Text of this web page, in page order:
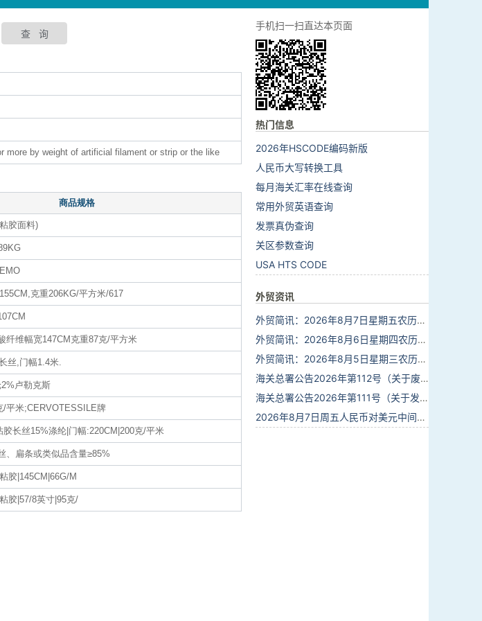
by weight of artificial filament or strip or the like
商品规格
胶面料)
克重206KG/平方米/617
纤维幅宽147CM克重87克/平方米
丝,门幅1.4米.
卢勒克斯
/平米;CERVOTESSILE牌
胶长丝15%涤纶|门幅:220CM|200克/平米
、扁条或类似品含量≥85%
胶|145CM|66G/M
胶|57/8英寸|95克/
手机扫一扫直达本页面
热门信息
2026年HSCODE编码新版
人民币大写转换工具
每月海关汇率在线查询
常用外贸英语查询
发票真伪查询
关区参数查询
USA HTS CODE
外贸资讯
外贸简讯：2026年8月7日星期五农历六月廿五
外贸简讯：2026年8月6日星期四农历六月廿四
外贸简讯：2026年8月5日星期三农历六月廿三
海关总署公告2026年第112号（关于废止部分卫生检疫类规范性文件的公告）
海关总署公告2026年第111号（关于发布《进出境动植物检疫处理监督管理工作规定》《进出境卫生处理监督管理工作规定》的公告）
2026年8月7日周五人民币对美元中间价报6.7904调贬9个基点